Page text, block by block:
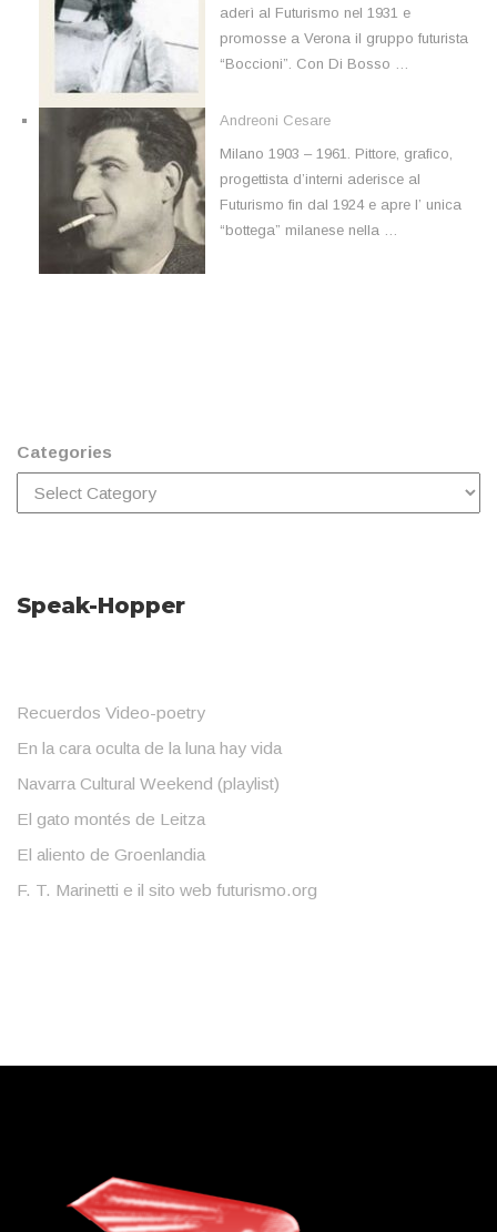
aderì al Futurismo nel 1931 e
promosse a Verona il gruppo futurista
“Boccioni”. Con Di Bosso …
Andreoni Cesare
Milano 1903 – 1961. Pittore, grafico,
progettista d’interni aderisce al
Futurismo fin dal 1924 e apre l’ unica
“bottega” milanese nella …
Categories
Speak-Hopper
Recuerdos Video-poetry
En la cara oculta de la luna hay vida
Navarra Cultural Weekend (playlist)
El gato montés de Leitza
El aliento de Groenlandia
F. T. Marinetti e il sito web futurismo.org